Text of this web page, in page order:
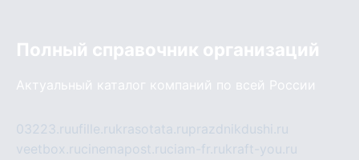
Полный справочник организаций
Актуальный каталог компаний по всей России
03223.ruufille.rukrasotata.ruprazdnikdushi.ru
veetbox.rucinemapost.ruciam-fr.rukraft-you.ru